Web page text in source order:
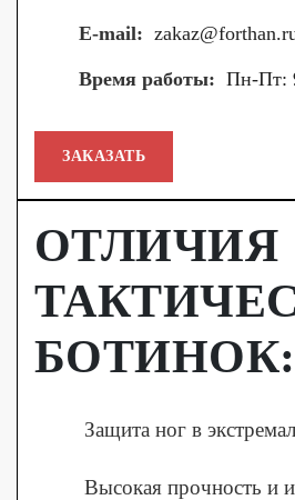
E-mail:
Время работы: Пн-Пт:
ЗАКАЗАТЬ
ОТЛИЧИЯ
БОТИНОК:
Защита ног в
Высокая прочность и